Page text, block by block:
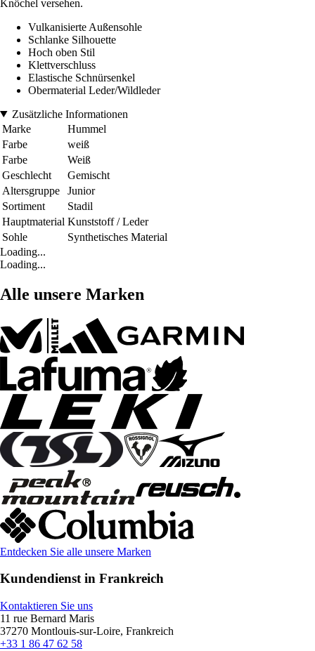
Knöchel versehen.
Vulkanisierte Außensohle
Schlanke Silhouette
Hoch oben Stil
Klettverschluss
Elastische Schnürsenkel
Obermaterial Leder/Wildleder
Zusätzliche Informationen
Marke
Hummel
Farbe
weiß
Farbe
Weiß
Geschlecht
Gemischt
Altersgruppe
Junior
Sortiment
Stadil
Hauptmaterial Kunststoff / Leder
Sohle
Synthetisches Material
Loading...
Loading...
Alle unsere Marken
Entdecken Sie alle unsere Marken
Kundendienst in Frankreich
Kontaktieren Sie uns
11 rue Bernard Maris
37270 Montlouis-sur-Loire, Frankreich
+33 1 86 47 62 58